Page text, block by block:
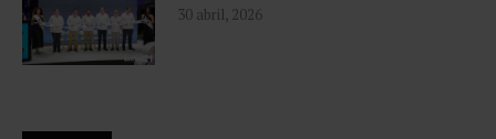
30 abril, 2026